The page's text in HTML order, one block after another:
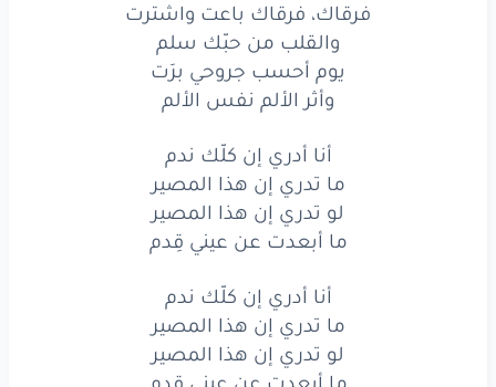
والقلبمنحبّكسلم
يومأحسب جروحيبرَت
وأثر الألم نفس
الألم
أدري إن كلّكندم
تدريإن هذاالمصير
المصير
ما أبعدت عنعيني
أناأدريإن كلّكندم
فرقاك، فرقاك باعت واشترت
والقلب من حبّك سلم
يوم أحسب جروحي برَت
وأثر الألم نفس الألم
أنا أدري إن كلّك ندم
ما تدري إن هذا المصير
لو تدري إن هذا المصير
ما أبعدت عن عيني قِدم
أنا أدري إن كلّك ندم
ما تدري إن هذا المصير
لو تدري إن هذا المصير
ما أبعدت عن عيني قِدم